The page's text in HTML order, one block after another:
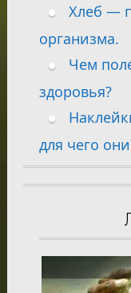
Хлеб —
организма.
Чем
здоровья?
для чего